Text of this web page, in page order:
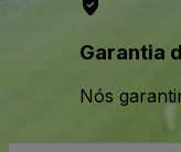
Garantia
Nós